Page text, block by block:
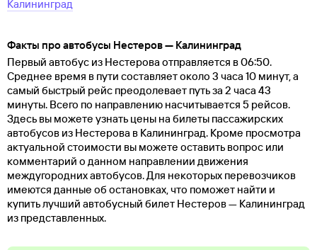
Калининград
Факты про автобусы Нестеров — Калининград
Первый автобус из Нестерова отправляется в 06:50.
Среднее время в пути составляет около 3 часа 10 минут, а
самый быстрый рейс преодолевает путь за 2 часа 43
минуты. Всего по направлению насчитывается 5 рейсов.
Здесь вы можете узнать цены на билеты пассажирских
автобусов из Нестерова в Калининград. Кроме просмотра
актуальной стоимости вы можете оставить вопрос или
комментарий о данном направлении движения
междугородних автобусов. Для некоторых перевозчиков
имеются данные об остановках, что поможет найти и
купить лучший автобусный билет Нестеров — Калининград
из представленных.